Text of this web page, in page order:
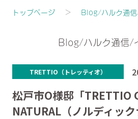
トップページ Blog/ハルク通
Blog/ハルク通信/
TRETTIO（トレッティオ）
松戸市О様邸「TRETTIO
NATURAL（ノルディック